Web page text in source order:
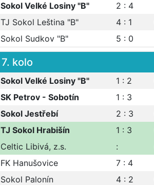
Sokol Velké Losiny "B" 2 : 4
TJ Sokol Leština "B" 4 : 1
Sokol Sudkov "B" 5 : 0
7. kolo
Sokol Velké Losiny "B" 1 : 2
SK Petrov - Sobotín 1 : 3
Sokol Jestřebí 2 : 3
TJ Sokol Hrabišín 1 : 3
Celtic Libivá, z.s. :
FK Hanušovice 7 : 4
Sokol Palonín 4 : 2